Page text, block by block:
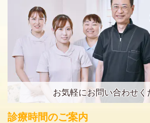
お気軽にお問い合わせく
診療時間のご案内